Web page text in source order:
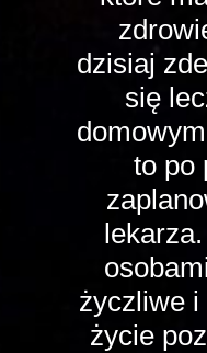
dzisiaj
się
to po
życzliwe i
życie